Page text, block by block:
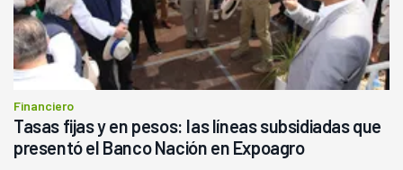
Financiero
Tasas fijas y en pesos: las líneas subsidiadas que
presentó el Banco Nación en Expoagro